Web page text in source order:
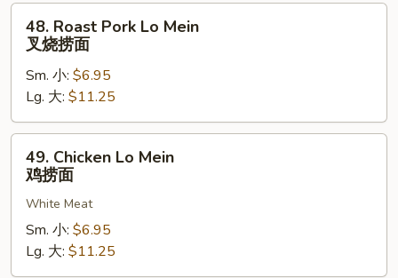
面
Roast
Pork
Lo
Mein
叉
烧
48. Roast Pork Lo Mein
叉烧捞面
Sm. 小: $6.95
Lg. 大: $11.25
Chicken
Lo
Mein
面
49. Chicken Lo Mein
鸡捞面
White Meat
Sm. 小: $6.95
Lg. 大: $11.25